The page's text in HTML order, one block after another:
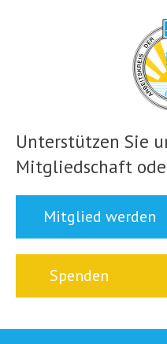
Unterstützen Sie
Mitgliedschaft
Mitglied werden
Spenden